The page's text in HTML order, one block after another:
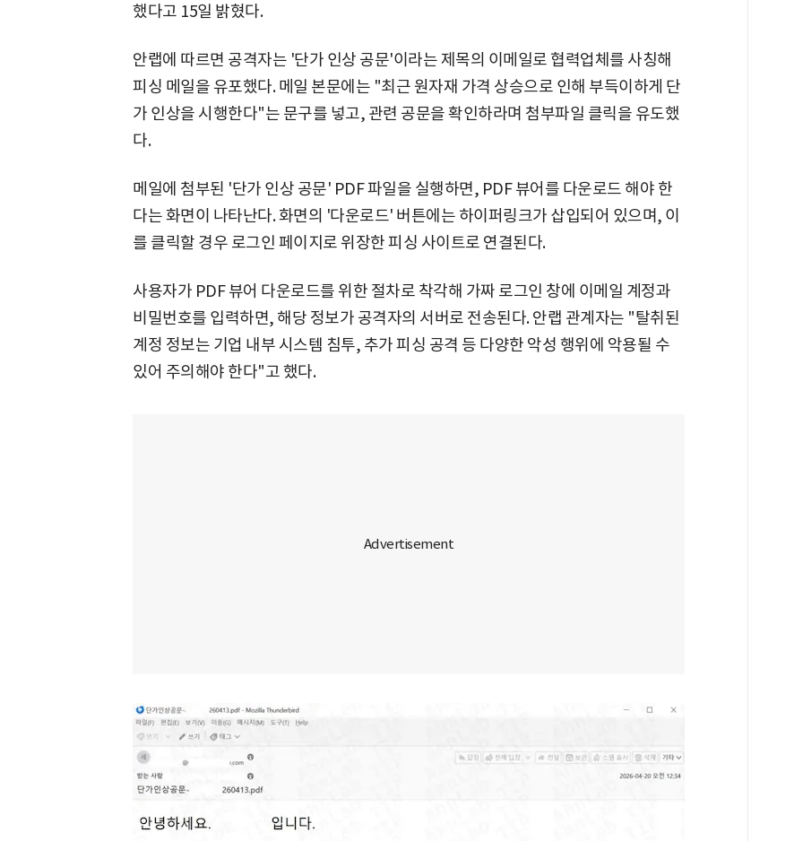
했다고 15일 밝혔다.
안랩에 따르면 공격자는 '단가 인상 공문'이라는 제목의 이메일로 협력업체를 사칭해
피싱 메일을 유포했다. 메일 본문에는 "최근 원자재 가격 상승으로 인해 부득이하게 단
가 인상을 시행한다"는 문구를 넣고, 관련 공문을 확인하라며 첨부파일 클릭을 유도했
다.
메일에 첨부된 '단가 인상 공문' PDF 파일을 실행하면, PDF 뷰어를 다운로드 해야 한
다는 화면이 나타난다. 화면의 '다운로드' 버튼에는 하이퍼링크가 삽입되어 있으며, 이
를 클릭할 경우 로그인 페이지로 위장한 피싱 사이트로 연결된다.
사용자가 PDF 뷰어 다운로드를 위한 절차로 착각해 가짜 로그인 창에 이메일 계정과
비밀번호를 입력하면, 해당 정보가 공격자의 서버로 전송된다. 안랩 관계자는 "탈취된
계정 정보는 기업 내부 시스템 침투, 추가 피싱 공격 등 다양한 악성 행위에 악용될 수
있어 주의해야 한다"고 했다.